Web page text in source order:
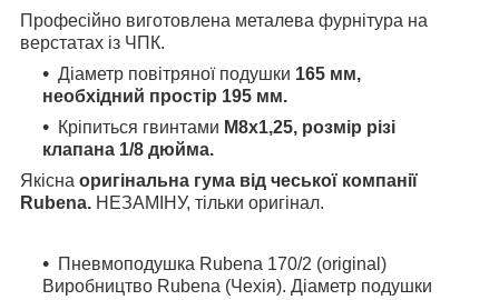
Професійно виготовлена металева фурнітура на
верстатах із ЧПК.
Діаметр повітряної подушки 165 мм,
необхідний простір 195 мм.
Кріпиться гвинтами M8x1,25, розмір різі
клапана 1/8 дюйма.
Якісна оригінальна гума від чеської компанії
Rubena. НЕЗАМІНУ, тільки оригінал.
Пневмоподушка Rubena 170/2 (original)
Виробництво Rubena (Чехія). Діаметр подушки